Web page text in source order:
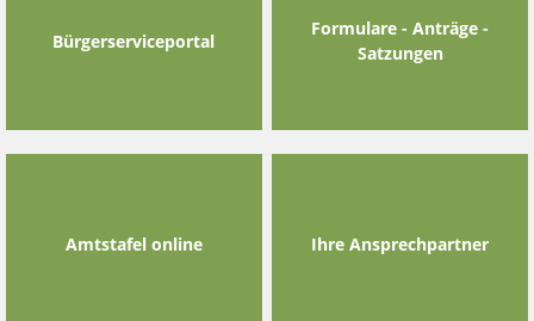
Bürgerserviceportal
Formulare - Anträge -
Satzungen
Amtstafel online Ihre Ansprechpartner